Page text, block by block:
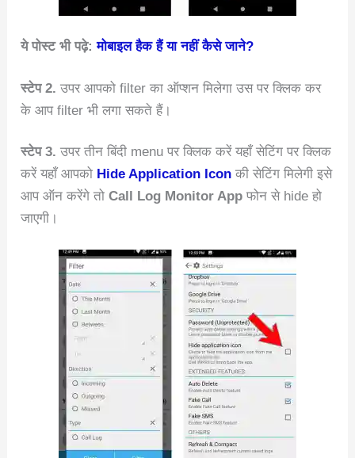
ये पोस्ट भी पढ़े:मोबाइल हैक हैं या नहीं कैसे जाने?
स्टेप 2. उपर आपको filter का ऑप्शन मिलेगा उस पर क्लिक कर
के आप filter भी लगा सकते हैं।
स्टेप 3. उपर तीन बिंदी menu पर क्लिक करें यहाँ सेटिंग पर क्लिक
करें यहाँ आपको Hide Application Icon की सेटिंग मिलेगी इसे
आप ऑन करेंगे तोCall Log Monitor App फोन से hide हो
जाएगी।